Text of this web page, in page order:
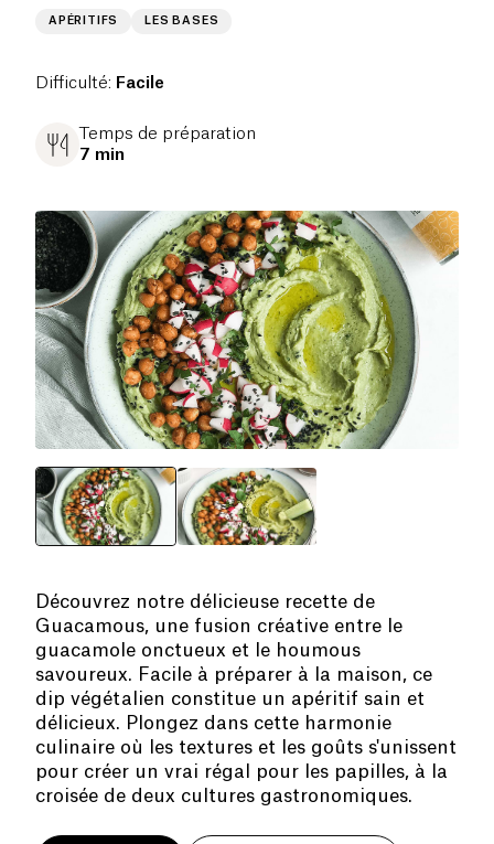
APÉRITIFS LES BASES
Difficulté: Facile
Temps de préparation
7 min
Découvrez notre délicieuse recette de
Guacamous, une fusion créative entre le
guacamole onctueux et le houmous
savoureux. Facile à préparer à la maison, ce
dip végétalien constitue un apéritif sain et
délicieux. Plongez dans cette harmonie
culinaire où les textures et les goûts s'unissent
pour créer un vrai régal pour les papilles, à la
croisée de deux cultures gastronomiques.